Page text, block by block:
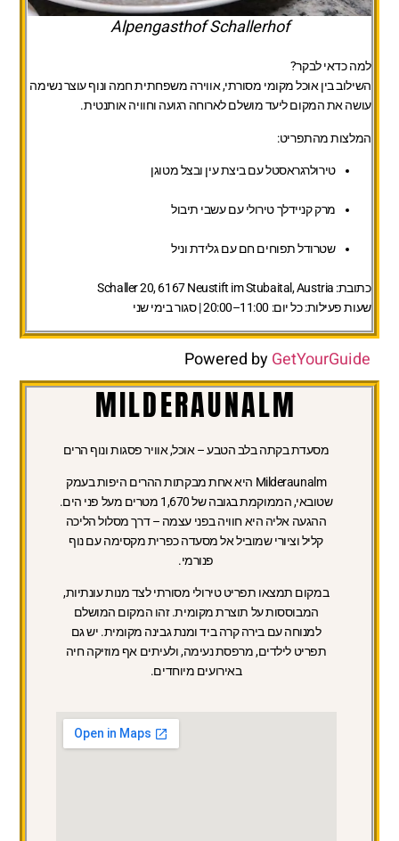
Alpengasthof Schallerhof
למה כדאי לבקר?
השילוב בין אוכל מקומי מסורתי, אווירה משפחתית חמה ונוף עוצר נשימה
עושה את המקום ליעד מושלם לארוחה רגועה וחוויה אותנטית.
המלצות מהתפריט:
טירולרגראסטל עם ביצת עין ובצל מטוגן
מרק קניידלך טירולי עם עשבי תיבול
שטרודל תפוחים חם עם גלידת וניל
כתובת:
שעות פעילות:כל יום: 11:00–20:00 | סגור בימי שני
Powered byGetYourGuide
MILDERAUNALM
מסעדת בקתה בלב הטבע – אוכל, אוויר פסגות ונוף הרים
Milderaunalm היא אחת מבקתות ההרים היפות בעמק
שטובאי, הממוקמת בגובה של 1,670 מטרים מעל פני הים.
ההגעה אליה היא חוויה בפני עצמה – דרך מסלול הליכה
קליל וציורי שמוביל אל מסעדה כפרית מקסימה עם נוף
פנורמי.
במקום תמצאו תפריט טירולי מסורתי לצד מנות עונתיות,
המבוססות על תוצרת מקומית. זהו המקום המושלם
למנוחה עם בירה קרה ביד ומנת גבינה מקומית. יש גם
תפריט לילדים, מרפסת נעימה, ולעיתים אף מוזיקה חיה
באירועים מיוחדים.